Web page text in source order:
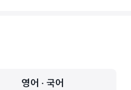
영어 ‧ 국어